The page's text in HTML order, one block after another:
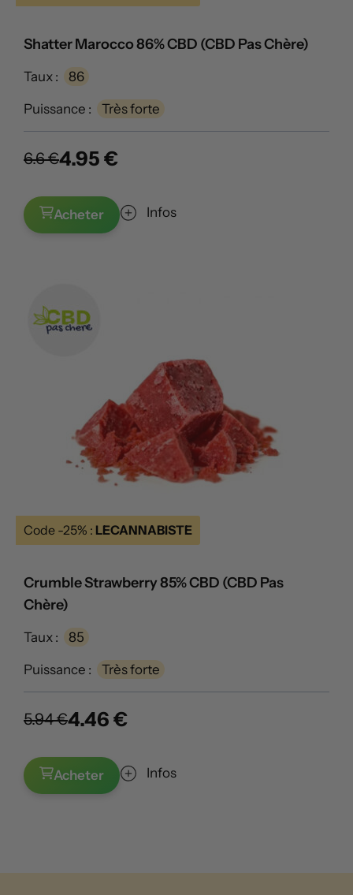
Shatter Marocco 86% CBD (CBD Pas Chère)
Taux : 86
Puissance : Très forte
6.6 €4.95 €
Acheter Infos
Code -25% : LECANNABISTE
Crumble Strawberry 85% CBD (CBD Pas
Chère)
Taux : 85
Puissance : Très forte
5.94 €4.46 €
Acheter Infos